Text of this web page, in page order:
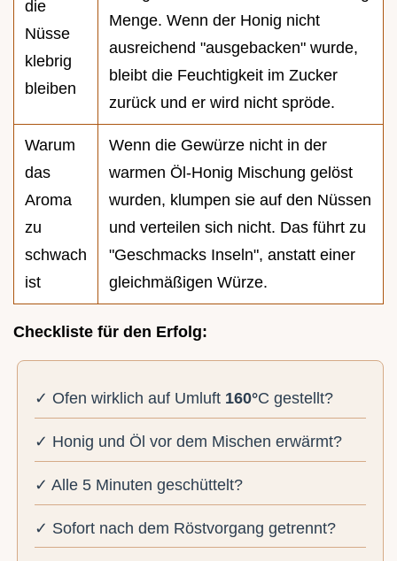
die
Nüsse
klebrig
bleiben
Menge. Wenn der Honig nicht
ausreichend "ausgebacken" wurde,
bleibt die Feuchtigkeit im Zucker
zurück und er wird nicht spröde.
Warum
das
Aroma
zu
schwach
ist
Wenn die Gewürze nicht in der
warmen Öl-Honig Mischung gelöst
wurden, klumpen sie auf den Nüssen
und verteilen sich nicht. Das führt zu
"Geschmacks Inseln", anstatt einer
gleichmäßigen Würze.
Checkliste für den Erfolg:
✓ Ofen wirklich auf Umluft 160°C gestellt?
✓ Honig und Öl vor dem Mischen erwärmt?
✓ Alle 5 Minuten geschüttelt?
✓ Sofort nach dem Röstvorgang getrennt?